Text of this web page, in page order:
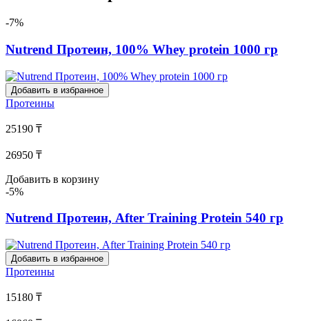
-7%
Nutrend Протеин, 100% Whey protein 1000 гр
Добавить в избранное
Протеины
25190 ₸
26950 ₸
Добавить в корзину
-5%
Nutrend Протеин, After Training Protein 540 гр
Добавить в избранное
Протеины
15180 ₸